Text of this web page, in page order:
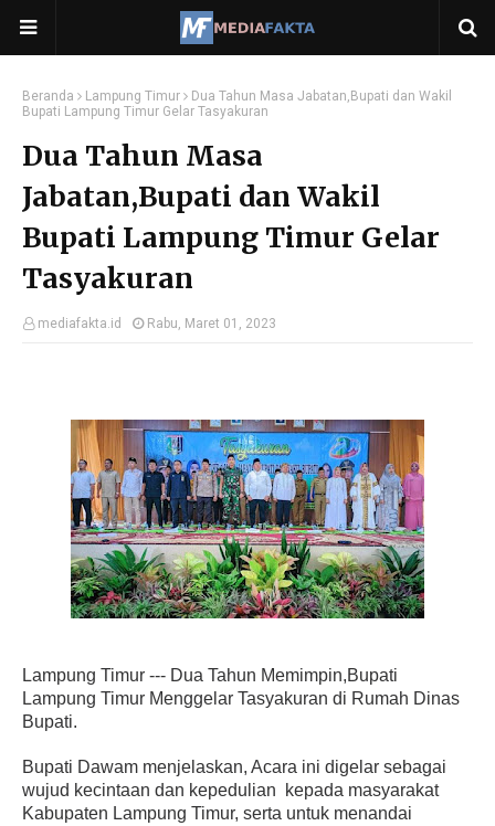
Beranda Lampung Timur
Dua Tahun Masa Jabatan,Bupati dan Wakil
Bupati Lampung Timur Gelar Tasyakuran
Dua Tahun Masa
Jabatan,Bupati dan Wakil
Bupati Lampung Timur Gelar
Tasyakuran
mediafakta.id Rabu, Maret 01, 2023
Lampung Timur --- Dua Tahun Memimpin,Bupati
Lampung Timur Menggelar Tasyakuran di Rumah Dinas
Bupati.
Bupati Dawam menjelaskan, Acara ini digelar sebagai
wujud kecintaan dan kepedulian kepada masyarakat
Kabupaten Lampung Timur, serta untuk menandai